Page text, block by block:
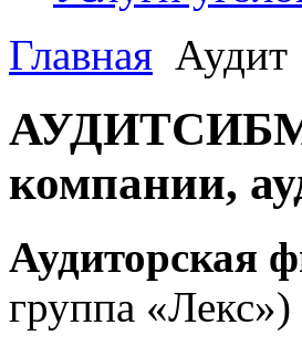
Главная Аудит
компании,
группа «Лекс»)